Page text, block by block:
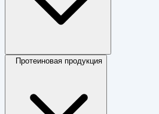
Протеиновая продукция